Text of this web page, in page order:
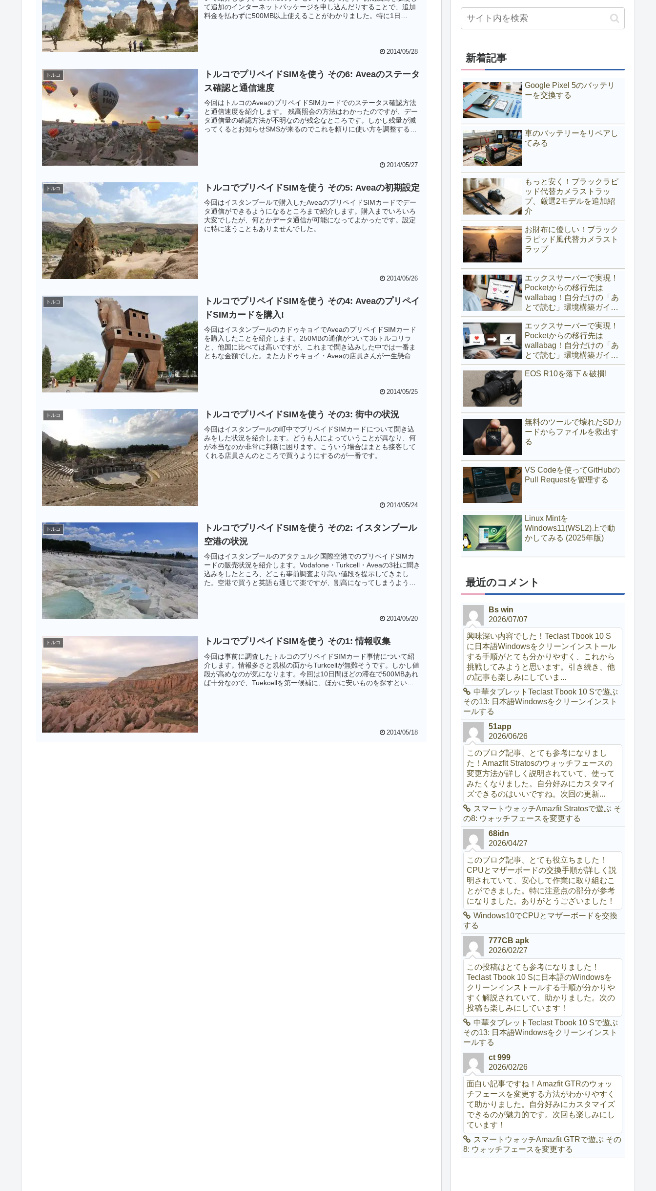
て追加のインターネットパッケージを申し込んだりすることで、追加
料金を払わずに500MB以上使えることがわかりました。特に1日
2014/05/28
トルコ
トルコでプリペイドSIMを使う その6: Aveaのステータ
ス確認と通信速度
今回はトルコのAveaのプリペイドSIMカードでのステータス確認方法
と通信速度を紹介します。 残高照会の方法はわかったのですが、デー
タ通信量の確認方法が不明なのが残念なところです。しかし残量が減
ってくるとお知らせSMSが来るのでこれを頼りに使い方を調整するこ
2014/05/27
トルコ トルコでプリペイドSIMを使う その5: Aveaの初期設定
今回はイスタンブールで購入したAveaのプリペイドSIMカードでデー
タ通信ができるようになるところまで紹介します。購入までいろいろ
大変でしたが、何とかデータ通信が可能になってよかったです。設定
に特に迷うこともありませんでした。
2014/05/26
トルコ
トルコでプリペイドSIMを使う その4: Aveaのプリペイ
ドSIMカードを購入!
今回はイスタンブールのカドゥキョイでAveaのプリペイドSIMカード
を購入したことを紹介します。250MBの通信がついて35トルコリラ
と、他国に比べては高いですが、これまで聞き込みした中では一番ま
ともな金額でした。またカドゥキョイ・Aveaの店員さんが一生懸命対
2014/05/25
トルコ トルコでプリペイドSIMを使う その3: 街中の状況
今回はイスタンブールの町中でプリペイドSIMカードについて聞き込
みをした状況を紹介します。どうも人によっていうことが異なり、何
が本当なのか非常に判断に困ります。こういう場合はまとも接客して
くれる店員さんのところで買うようにするのが一番です。
2014/05/24
トルコ
トルコでプリペイドSIMを使う その2: イスタンブール
空港の状況
今回はイスタンブールのアタテュルク国際空港でのプリペイドSIMカ
ードの販売状況を紹介します。Vodafone・Turkcell・Aveaの3社に聞き
込みをしたところ、どこも事前調査より高い値段を提示してきまし
た。空港で買うと英語も通じて楽ですが、割高になってしまうようで
2014/05/20
トルコ トルコでプリペイドSIMを使う その1: 情報収集
今回は事前に調査したトルコのプリペイドSIMカード事情について紹
介します。情報多さと規模の面からTurkcellが無難そうです。しかし値
段が高めなのが気になります。今回は10日間ほどの滞在で500MBあれ
ば十分なので、Tuekcellを第一候補に、ほかに安いものを探すという
2014/05/18
新着記事
Google Pixel 5のバッテリ
ーを交換する
車のバッテリーをリペアし
てみる
もっと安く！ブラックラピ
ッド代替カメラストラッ
プ、厳選2モデルを追加紹
介
お財布に優しい！ブラック
ラピッド風代替カメラスト
ラップ
エックスサーバーで実現！
Pocketからの移行先は
wallabag！自分だけの「あ
とで読む」環境構築ガイド
(サブディレクトリ編)
エックスサーバーで実現！
Pocketからの移行先は
wallabag！自分だけの「あ
とで読む」環境構築ガイド
(サブドメイン編)
EOS R10を落下＆破損!
無料のツールで壊れたSDカ
ードからファイルを救出す
る
VS Codeを使ってGitHubの
Pull Requestを管理する
Linux Mintを
Windows11(WSL2)上で動
かしてみる (2025年版)
最近のコメント
Bs win
2026/07/07
興味深い内容でした！Teclast Tbook 10 S
に日本語Windowsをクリーンインストール
する手順がとても分かりやすく、これから
挑戦してみようと思います。引き続き、他
の記事も楽しみにしていま...
中華タブレットTeclast Tbook 10 Sで遊ぶ
その13: 日本語Windowsをクリーンインスト
ールする
51app
2026/06/26
このブログ記事、とても参考になりまし
た！Amazfit Stratosのウォッチフェースの
変更方法が詳しく説明されていて、使って
みたくなりました。自分好みにカスタマイ
ズできるのはいいですね。次回の更新...
スマートウォッチAmazfit Stratosで遊ぶ そ
の8: ウォッチフェースを変更する
68idn
2026/04/27
このブログ記事、とても役立ちました！
CPUとマザーボードの交換手順が詳しく説
明されていて、安心して作業に取り組むこ
とができました。特に注意点の部分が参考
になりました。ありがとうございました！
Windows10でCPUとマザーボードを交換
する
777CB apk
2026/02/27
この投稿はとても参考になりました！
Teclast Tbook 10 Sに日本語のWindowsを
クリーンインストールする手順が分かりや
すく解説されていて、助かりました。次の
投稿も楽しみにしています！
中華タブレットTeclast Tbook 10 Sで遊ぶ
その13: 日本語Windowsをクリーンインスト
ールする
ct 999
2026/02/26
面白い記事ですね！Amazfit GTRのウォッ
チフェースを変更する方法がわかりやすく
て助かりました。自分好みにカスタマイズ
できるのが魅力的です。次回も楽しみにし
ています！
スマートウォッチAmazfit GTRで遊ぶ その
8: ウォッチフェースを変更する